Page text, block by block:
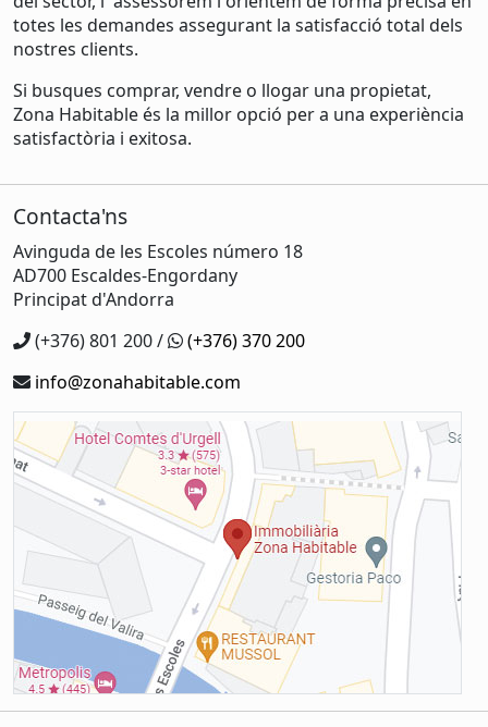
totes les demandes assegurant la satisfacció total dels
nostres clients.
Si busques comprar, vendre o llogar una propietat,
Zona Habitable és la millor opció per a una experiència
satisfactòria i exitosa.
Contacta'ns
Avinguda de les Escoles número 18
AD700 Escaldes-Engordany
Principat d'Andorra
(+376) 801 200 /
(+376) 370 200
info@zonahabitable.com